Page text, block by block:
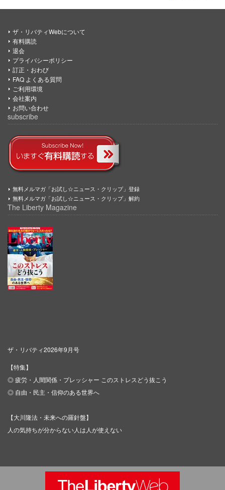
ザ・リバティWebについて
有料購読
退会
プライバシーポリシー
訂正・おわび
FAQ よくある質問
ご利用環境
会社案内
お問い合わせ
subscribe
無料メルマガ「お試し☆ニュース・クリップ」登録
無料メルマガ「お試し☆ニュース・クリップ」解約
The Liberty Magazine
ザ・リバティ2026年9月号
【特集】
◎ 疲労・人間関係・プレッシャー このストレスどう抜こう
◎ 自由・民主・信仰のある世界へ
【大川隆法・未来への羅針盤】
人の気持ちが分からない人は人が使えない